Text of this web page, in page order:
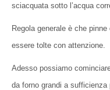
sciacquata sotto l’acqua
Regola generale è che
essere tolte con attenzione.
Adesso possiamo
da forno grandi a